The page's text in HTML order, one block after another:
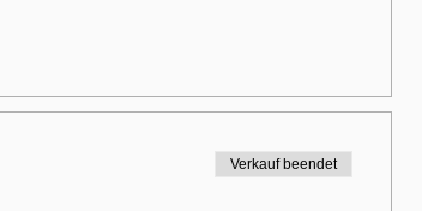
Verkauf beendet